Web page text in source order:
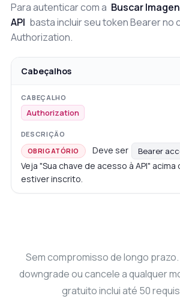
Para autenticar com a Buscar
API basta incluir seu token Bearer no
Authorization.
Cabeçalhos
Authorization
OBRIGATÓRIO Deve ser Bearer
Veja "Sua chave de acesso à API"
estiver inscrito.
Sem compromisso de longo
downgrade ou cancele a qualquer
gratuito inclui até 50